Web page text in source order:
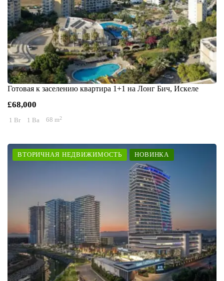
Готовая к заселению квартира 1+1 на Лонг Бич, Искеле
£68,000
1 Br 1 Ba 68 m2
ВТОРИЧНАЯ НЕДВИЖИМОСТЬ НОВИНКА